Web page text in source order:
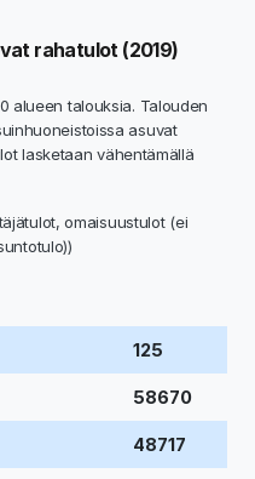
rahatulot (2019)
alueen talouksia. Talouden
asuvat
lasketaan vähentämällä
omaisuustulot (ei
125
58670
48717